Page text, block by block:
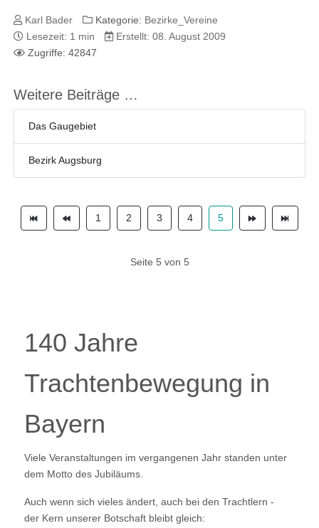
Karl Bader Kategorie: Bezirke_Vereine
Lesezeit: 1 min
Erstellt: 08. August 2009
Zugriffe: 42847
Weitere Beiträge …
Das Gaugebiet
Bezirk Augsburg
1 2 3 4 5
Seite 5 von 5
140 Jahre
Trachtenbewegung in
Bayern
Viele Veranstaltungen im vergangenen Jahr standen unter
dem Motto des Jubiläums.
Auch wenn sich vieles ändert, auch bei den Trachtlern -
der Kern unserer Botschaft bleibt gleich: